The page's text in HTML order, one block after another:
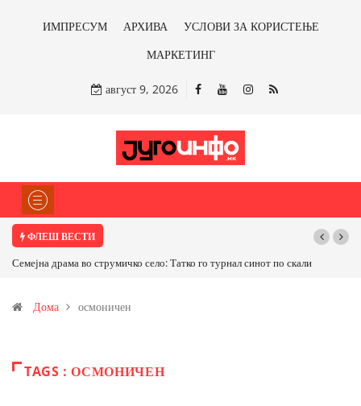
ИМПРЕСУМ АРХИВА
УСЛОВИ ЗА КОРИСТЕЊЕ
МАРКЕТИНГ
август 9, 2026
ФЛЕШ ВЕСТИ
Семејна драма во струмичко село: Татко го турнал синот по скали
Дома осмоничен
TAGS : ОСМОНИЧЕН